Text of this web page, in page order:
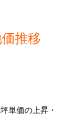
推移
単価の上昇・